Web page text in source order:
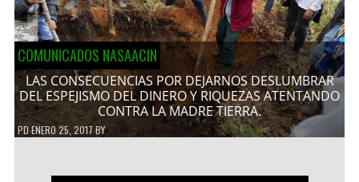
COMUNICADOS NASAACIN
LAS CONSECUENCIAS POR DEJARNOS DESLUMBRAR
DEL ESPEJISMO DEL DINERO Y RIQUEZAS ATENTANDO
CONTRA LA MADRE TIERRA.
PDENERO 25, 2017BY